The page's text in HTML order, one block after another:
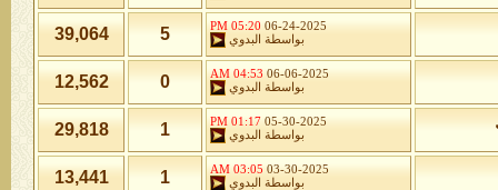
06-24-2025
05:20 PM
بواسطة
البدوي 5
39,064
06-06-2025
04:53 AM
بواسطة
البدوي 0
12,562
05-30-2025
01:17 PM
بواسطة
البدوي 1
29,818
03-30-2025
03:05 AM
بواسطة
البدوي 1
13,441